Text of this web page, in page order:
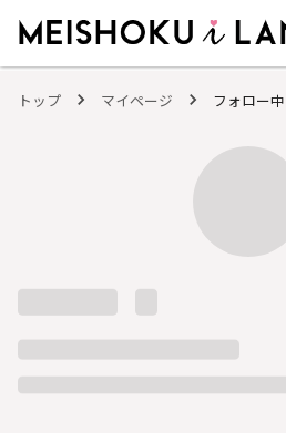
トップ マイページ フォロー中